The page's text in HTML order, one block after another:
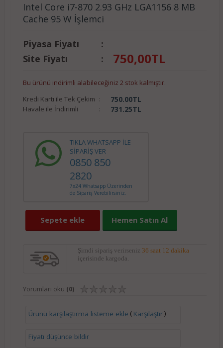
Intel Core i7-870 2.93 GHz LGA1156 8 MB
Cache 95 W İşlemci
Piyasa Fiyatı
:
Site Fiyatı
: 750,00TL
Bu ürünü indirimli alabileceğiniz 2 stok kalmıştır.
Kredi Kartı ile Tek Çekim : 750.00TL
Havale ile İndirimli : 731.25TL
TIKLA WHATSAPP İLE
SİPARİŞ VER
0850 850
2820
7x24 Whatsapp Üzerinden
de Sipariş Verebilirsiniz.
Sepete ekle Hemen Satın Al
Şimdi sipariş verirseniz 36 saat 12 dakika
içerisinde kargoda.
Yorumları oku (0)
Ürünü karşılaştırma listeme ekle ( Karşılaştır)
Fiyatı düşünce bildir